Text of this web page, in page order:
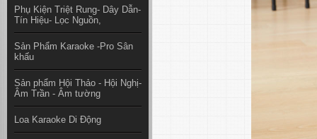
Phụ Kiện Triệt Rung- Dây Dẫn-
Tín Hiệu- Lọc Nguồn,
Sản Phẩm Karaoke -Pro Sân
khấu
Sản phẩm Hội Thảo - Hội Nghị-
Âm Trần - Âm tường
Loa Karaoke Di Động